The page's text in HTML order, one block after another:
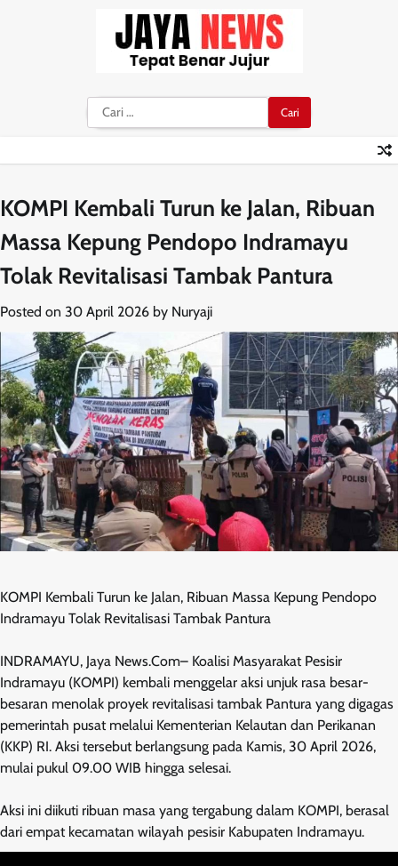
Cari
untuk:
KOMPI Kembali Turun ke Jalan, Ribuan
Massa Kepung Pendopo Indramayu
Tolak Revitalisasi Tambak Pantura
Posted on 30 April 2026 by Nuryaji
KOMPI Kembali Turun ke Jalan, Ribuan Massa Kepung Pendopo
Indramayu Tolak Revitalisasi Tambak Pantura
INDRAMAYU, Jaya News.Com– Koalisi Masyarakat Pesisir
Indramayu (KOMPI) kembali menggelar aksi unjuk rasa besar-
besaran menolak proyek revitalisasi tambak Pantura yang digagas
pemerintah pusat melalui Kementerian Kelautan dan Perikanan
(KKP) RI. Aksi tersebut berlangsung pada Kamis, 30 April 2026,
mulai pukul 09.00 WIB hingga selesai.
Aksi ini diikuti ribuan masa yang tergabung dalam KOMPI, berasal
dari empat kecamatan wilayah pesisir Kabupaten Indramayu.